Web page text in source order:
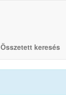
Összetett keresés